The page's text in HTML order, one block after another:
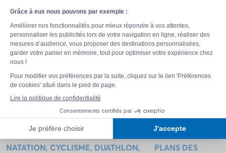
RAMATUELLE –
LA GARDE FREINET –
LA MOLE (en saison)
FREJUS
SAINT
RAPHAEL –
CAVALAIRE –
STAGES CLUB SPORTIFS :
NATATION, CYCLISME, DUATHLON,
LES BONS
PLANS DES